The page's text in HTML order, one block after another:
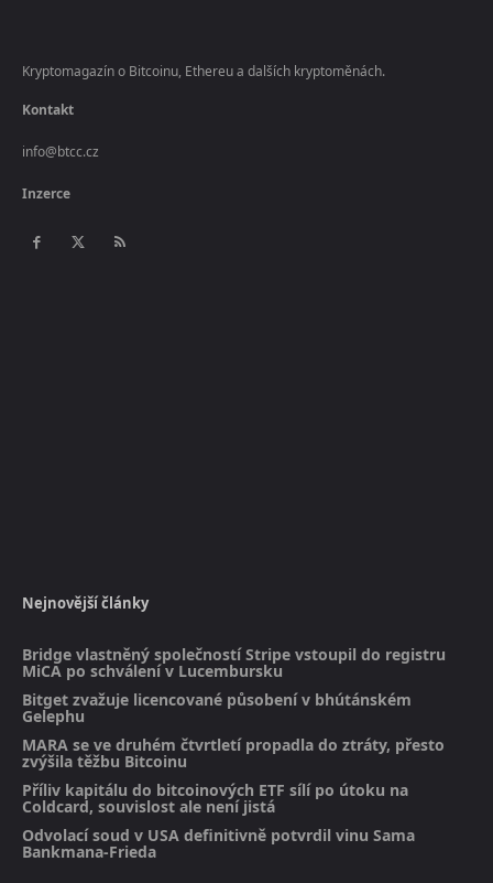
Kryptomagazín o Bitcoinu, Ethereu a dalších kryptoměnách.
Kontakt
info@btcc.cz
Inzerce
Nejnovější články
Bridge vlastněný společností Stripe vstoupil do registru
MiCA po schválení v Lucembursku
Bitget zvažuje licencované působení v bhútánském
Gelephu
MARA se ve druhém čtvrtletí propadla do ztráty, přesto
zvýšila těžbu Bitcoinu
Příliv kapitálu do bitcoinových ETF sílí po útoku na
Coldcard, souvislost ale není jistá
Odvolací soud v USA definitivně potvrdil vinu Sama
Bankmana-Frieda